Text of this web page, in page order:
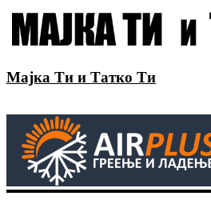
Мајка Ти и Татко Ти